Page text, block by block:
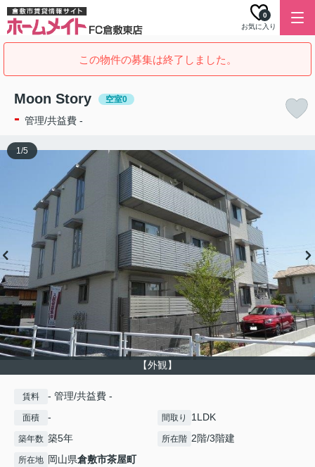
お気に入り
0
この物件の募集は終了しました。
Moon Story 空室0
- 管理/共益費 -
【外観】
1/5
賃料 - 管理/共益費 -
面積 - 間取り 1LDK
築年数 築5年 所在階 2階/3階建
所在地 岡山県倉敷市茶屋町